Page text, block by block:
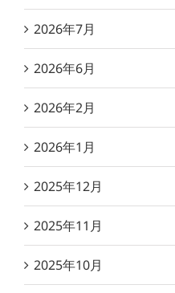
2026年7月
2026年6月
2026年2月
2026年1月
2025年12月
2025年11月
2025年10月